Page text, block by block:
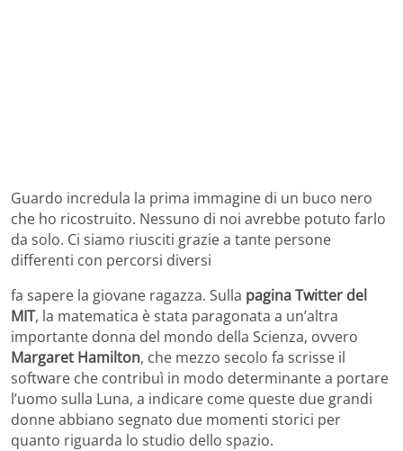
Guardo incredula la prima immagine di un buco nero
che ho ricostruito. Nessuno di noi avrebbe potuto farlo
da solo. Ci siamo riusciti grazie a tante persone
differenti con percorsi diversi
fa sapere la giovane ragazza. Sulla pagina Twitter del
MIT, la matematica è stata paragonata a un’altra
importante donna del mondo della Scienza, ovvero
Margaret Hamilton, che mezzo secolo fa scrisse il
software che contribuì in modo determinante a portare
l’uomo sulla Luna, a indicare come queste due grandi
donne abbiano segnato due momenti storici per
quanto riguarda lo studio dello spazio.